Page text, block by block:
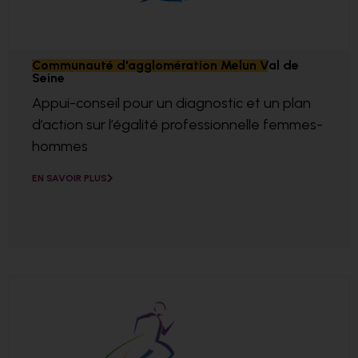
Communauté d'agglomération Melun Val de
Seine
Appui-conseil pour un diagnostic et un plan
d’action sur l’égalité professionnelle femmes-
hommes
EN SAVOIR PLUS